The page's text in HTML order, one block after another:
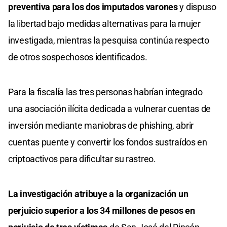
preventiva para los dos imputados varonesy dispuso
la libertad bajo medidas alternativas para la mujer
investigada, mientras la pesquisa continúa respecto
de otros sospechosos identificados.
Para la fiscalía las tres personas habrían integrado
una asociación ilícita dedicada a vulnerar cuentas de
inversión mediante maniobras de phishing, abrir
cuentas puente y convertir los fondos sustraídos en
criptoactivos para dificultar su rastreo.
La investigación atribuye a la organización un
perjuicio superior a los 34 millones de pesos en